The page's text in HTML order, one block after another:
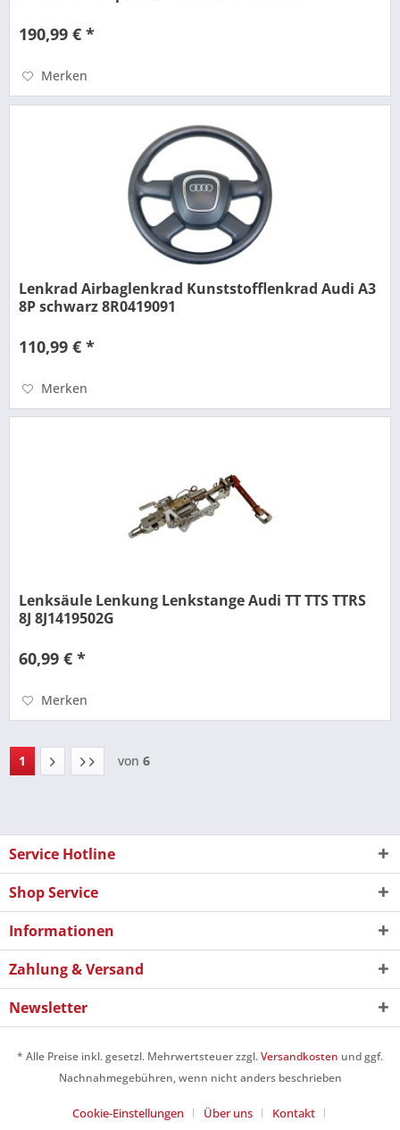
190,99 € *
Merken
Lenkrad Airbaglenkrad Kunststofflenkrad Audi A3
8P schwarz 8R0419091
110,99 € *
Merken
Lenksäule Lenkung Lenkstange Audi TT TTS TTRS
8J 8J1419502G
60,99 € *
Merken
1 von 6
Service Hotline
Shop Service
Informationen
Zahlung & Versand
Newsletter
* Alle Preise inkl. gesetzl. Mehrwertsteuer zzgl.Versandkosten und ggf.
Nachnahmegebühren, wenn nicht anders beschrieben
Cookie-Einstellungen Über uns Kontakt